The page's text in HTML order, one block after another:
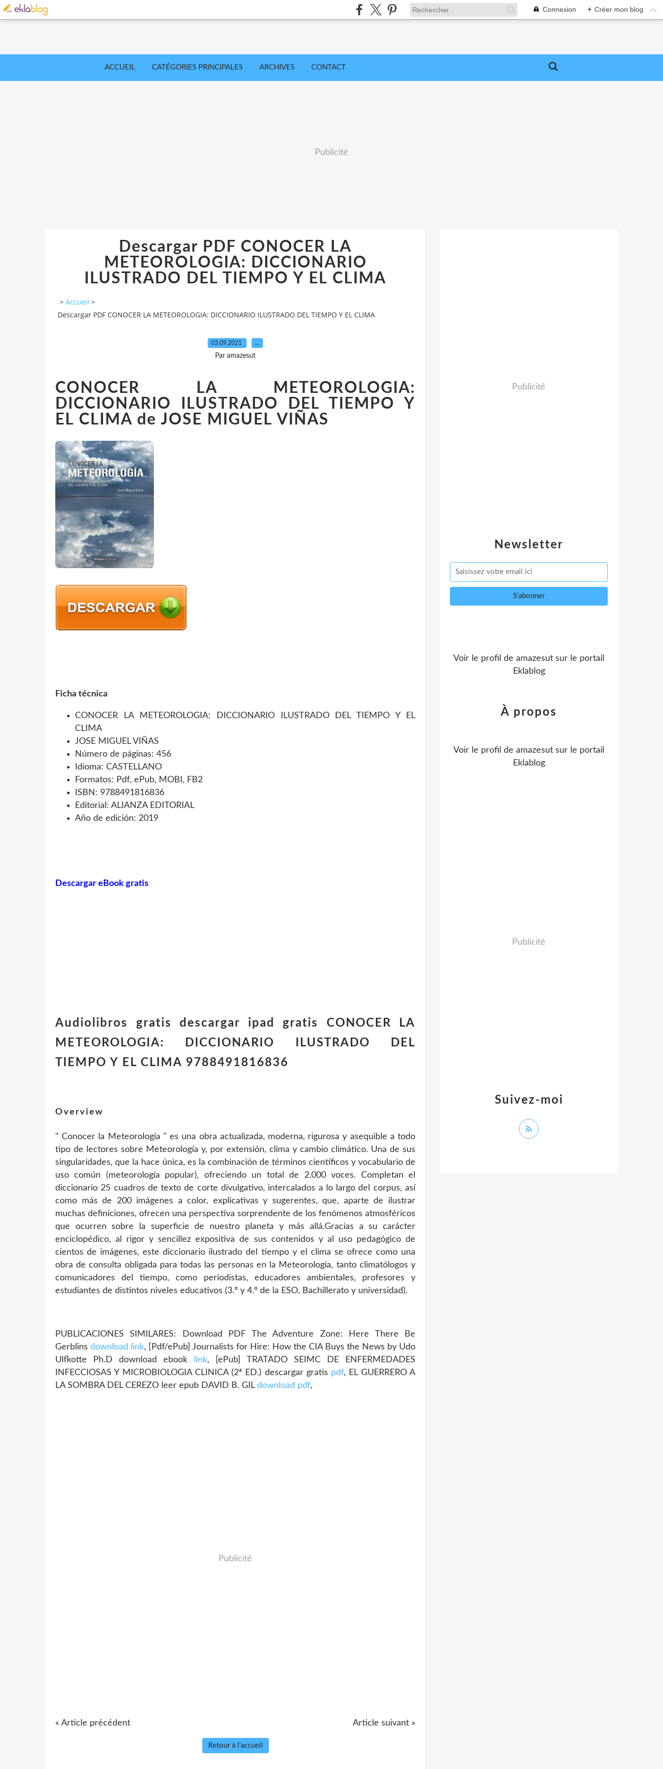
Connexion + Créer mon blog
ACCUEIL CATÉGORIES PRINCIPALES ARCHIVES CONTACT
Publicité
Descargar PDF CONOCER LA
METEOROLOGIA: DICCIONARIO
ILUSTRADO DEL TIEMPO Y EL CLIMA
> Accueil >
Descargar PDF CONOCER LA METEOROLOGIA: DICCIONARIO ILUSTRADO DEL TIEMPO Y EL CLIMA
03.09.2021 …
Par amazesut
CONOCER LA METEOROLOGIA:
DICCIONARIO ILUSTRADO DEL TIEMPO Y
EL CLIMA de JOSE MIGUEL VIÑAS
Ficha técnica
CONOCER LA METEOROLOGIA: DICCIONARIO ILUSTRADO DEL TIEMPO Y EL
CLIMA
JOSE MIGUEL VIÑAS
Número de páginas: 456
Idioma: CASTELLANO
Formatos: Pdf, ePub, MOBI, FB2
ISBN: 9788491816836
Editorial: ALIANZA EDITORIAL
Año de edición: 2019
Descargar eBook gratis
Audiolibros gratis descargar ipad gratis CONOCER LA
METEOROLOGIA: DICCIONARIO ILUSTRADO DEL
TIEMPO Y EL CLIMA 9788491816836
Overview
" Conocer la Meteorología " es una obra actualizada, moderna, rigurosa y asequible a todo
tipo de lectores sobre Meteorología y, por extensión, clima y cambio climático. Una de sus
singularidades, que la hace única, es la combinación de términos científicos y vocabulario de
uso común (meteorología popular), ofreciendo un total de 2.000 voces. Completan el
diccionario 25 cuadros de texto de corte divulgativo, intercalados a lo largo del corpus, así
como más de 200 imágenes a color, explicativas y sugerentes, que, aparte de ilustrar
muchas definiciones, ofrecen una perspectiva sorprendente de los fenómenos atmosféricos
que ocurren sobre la superficie de nuestro planeta y más allá.Gracias a su carácter
enciclopédico, al rigor y sencillez expositiva de sus contenidos y al uso pedagógico de
cientos de imágenes, este diccionario ilustrado del tiempo y el clima se ofrece como una
obra de consulta obligada para todas las personas en la Meteorología, tanto climatólogos y
comunicadores del tiempo, como periodistas, educadores ambientales, profesores y
estudiantes de distintos niveles educativos (3.º y 4.º de la ESO, Bachillerato y universidad).
PUBLICACIONES SIMILARES: Download PDF The Adventure Zone: Here There Be
Gerblins download link, [Pdf/ePub] Journalists for Hire: How the CIA Buys the News by Udo
Ulfkotte Ph.D download ebook
link, [ePub] TRATADO SEIMC DE ENFERMEDADES
INFECCIOSAS Y MICROBIOLOGIA CLINICA (2ª ED.) descargar gratis pdf, EL GUERRERO A
LA SOMBRA DEL CEREZO leer epub DAVID B. GIL download pdf,
Publicité
« Article précédent Article suivant »
Retour à l'accueil
Newsletter
Publicité
Voir le profil de amazesut sur le portail
Eklablog
Suivez-moi
À propos
Voir le profil de amazesut sur le portail
Eklablog
Publicité